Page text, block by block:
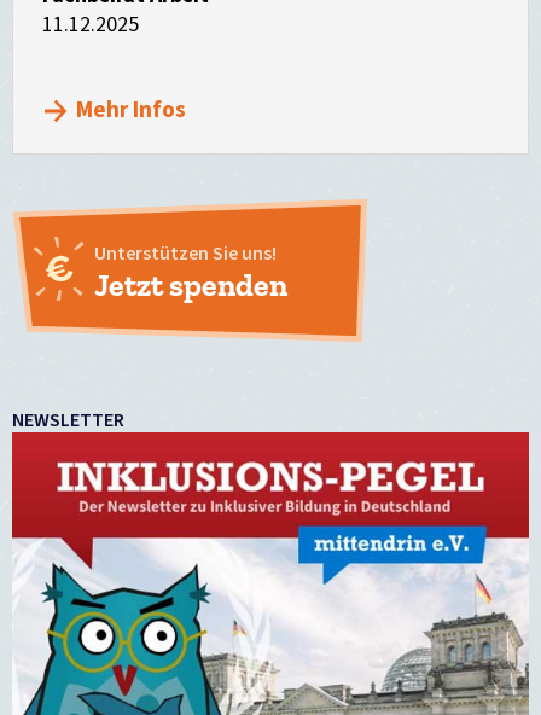
11.12.2025
Mehr Infos
Unterstützen Sie uns!
Jetzt spenden
NEWSLETTER